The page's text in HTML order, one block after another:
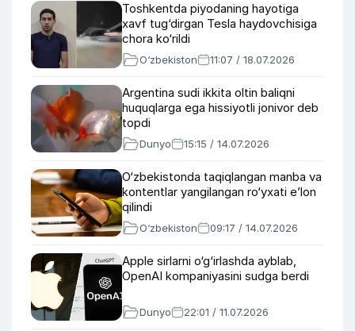
Toshkentda piyodaning hayotiga
xavf tug‘dirgan Tesla haydovchisiga
chora ko‘rildi
O‘zbekiston 11:07 / 18.07.2026
Argentina sudi ikkita oltin baliqni
huquqlarga ega hissiyotli jonivor deb
topdi
Dunyo 15:15 / 14.07.2026
O‘zbekistonda taqiqlangan manba va
kontentlar yangilangan ro‘yxati e’lon
qilindi
O‘zbekiston 09:17 / 14.07.2026
Apple sirlarni o‘g‘irlashda ayblab,
OpenAI kompaniyasini sudga berdi
Dunyo 22:01 / 11.07.2026